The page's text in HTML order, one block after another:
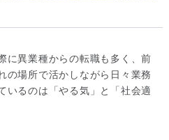
に異業種からの転職も多く、前
の場所で活かしながら日々業務
いるのは「やる気」と「社会適